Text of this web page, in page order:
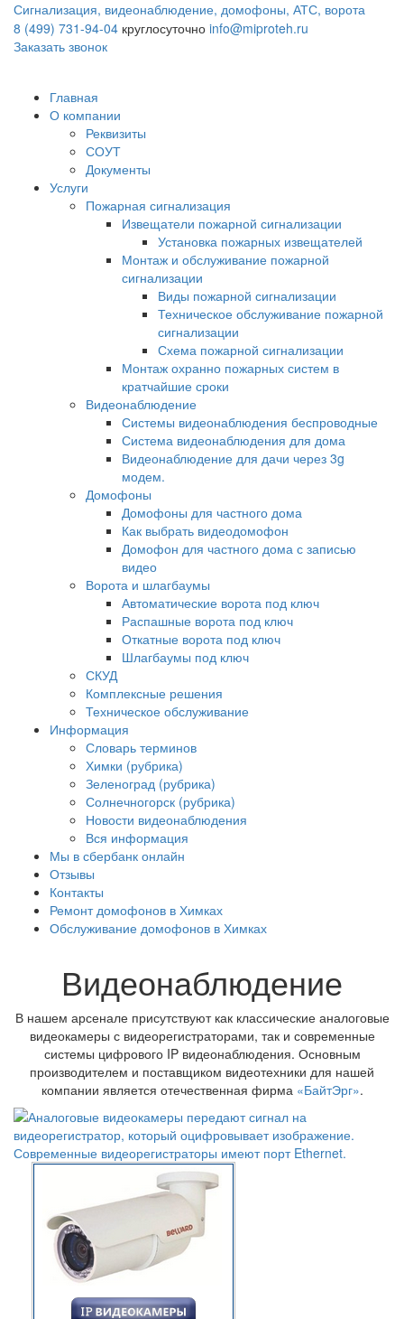
Сигнализация, видеонаблюдение, домофоны, АТС, ворота
8 (499) 731-94-04 круглосуточно info@miproteh.ru
Заказать звонок
Главная
О компании
Реквизиты
СОУТ
Документы
Услуги
Пожарная сигнализация
Извещатели пожарной сигнализации
Установка пожарных извещателей
Монтаж и обслуживание пожарной
сигнализации
Виды пожарной сигнализации
Техническое обслуживание пожарной
сигнализации
Схема пожарной сигнализации
Монтаж охранно пожарных систем в
кратчайшие сроки
Видеонаблюдение
Системы видеонаблюдения беспроводные
Система видеонаблюдения для дома
Видеонаблюдение для дачи через 3g
модем.
Домофоны
Домофоны для частного дома
Как выбрать видеодомофон
Домофон для частного дома с записью
видео
Ворота и шлагбаумы
Автоматические ворота под ключ
Распашные ворота под ключ
Откатные ворота под ключ
Шлагбаумы под ключ
СКУД
Комплексные решения
Техническое обслуживание
Информация
Словарь терминов
Химки (рубрика)
Зеленоград (рубрика)
Солнечногорск (рубрика)
Новости видеонаблюдения
Вся информация
Мы в сбербанк онлайн
Отзывы
Контакты
Ремонт домофонов в Химках
Обслуживание домофонов в Химках
Видеонаблюдение
В нашем арсенале присутствуют как классические аналоговые
видеокамеры с видеорегистраторами, так и современные
системы цифрового IP видеонаблюдения. Основным
производителем и поставщиком видеотехники для нашей
компании является отечественная фирма «БайтЭрг».